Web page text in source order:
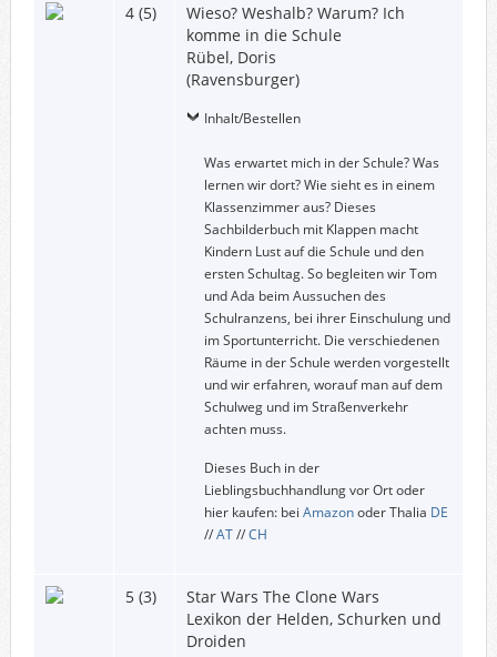
4 (5)
Wieso? Weshalb? Warum? Ich
komme in die Schule
Rübel, Doris
(Ravensburger)
Inhalt/Bestellen
Was erwartet mich in der Schule? Was
lernen wir dort? Wie sieht es in einem
Klassenzimmer aus? Dieses
Sachbilderbuch mit Klappen macht
Kindern Lust auf die Schule und den
ersten Schultag. So begleiten wir Tom
und Ada beim Aussuchen des
Schulranzens, bei ihrer Einschulung und
im Sportunterricht. Die verschiedenen
Räume in der Schule werden vorgestellt
und wir erfahren, worauf man auf dem
Schulweg und im Straßenverkehr
achten muss.
Dieses Buch in der
Lieblingsbuchhandlung vor Ort oder
hier kaufen: bei Amazonoder Thalia DE
//AT//CH
5 (3)
Star Wars The Clone Wars
Lexikon der Helden, Schurken und
Droiden